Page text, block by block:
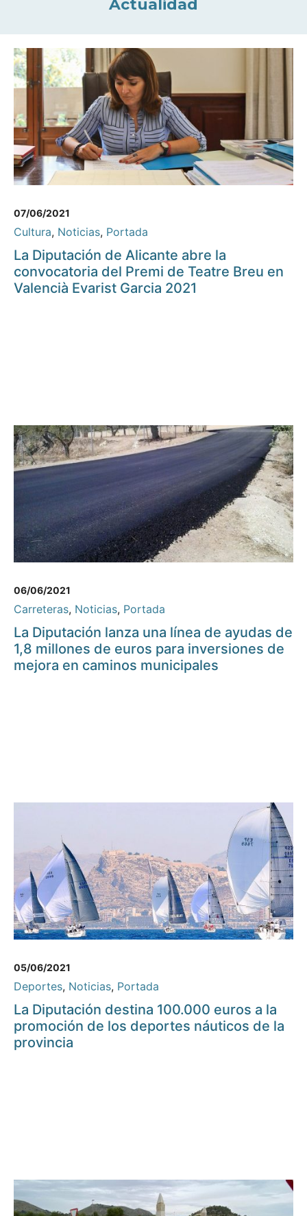
Actualidad
07/06/2021
Cultura, Noticias, Portada
La Diputación de Alicante abre la
convocatoria del Premi de Teatre Breu en
Valencià Evarist Garcia 2021
06/06/2021
Carreteras, Noticias, Portada
La Diputación lanza una línea de ayudas de
1,8 millones de euros para inversiones de
mejora en caminos municipales
05/06/2021
Deportes, Noticias, Portada
La Diputación destina 100.000 euros a la
promoción de los deportes náuticos de la
provincia